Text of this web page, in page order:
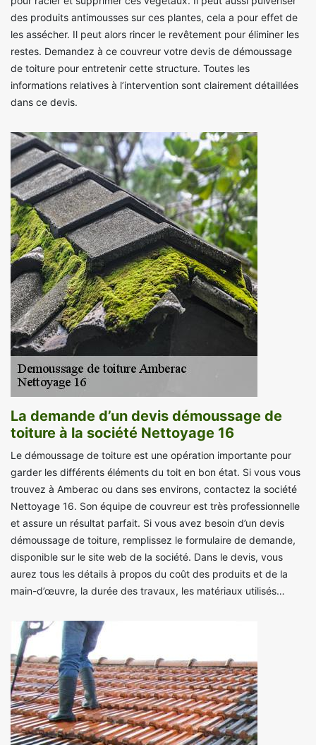
des produits antimousses sur ces plantes, cela a pour effet de
les assécher. Il peut alors rincer le revêtement pour éliminer les
restes. Demandez à ce couvreur votre devis de démoussage
de toiture pour entretenir cette structure. Toutes les
informations relatives à l’intervention sont clairement détaillées
dans ce devis.
La demande d’un devis démoussage de
toiture à la société Nettoyage 16
Le démoussage de toiture est une opération importante pour
garder les différents éléments du toit en bon état. Si vous vous
trouvez à Amberac ou dans ses environs, contactez la société
Nettoyage 16. Son équipe de couvreur est très professionnelle
et assure un résultat parfait. Si vous avez besoin d’un devis
démoussage de toiture, remplissez le formulaire de demande,
disponible sur le site web de la société. Dans le devis, vous
aurez tous les détails à propos du coût des produits et de la
main-d’œuvre, la durée des travaux, les matériaux utilisés…